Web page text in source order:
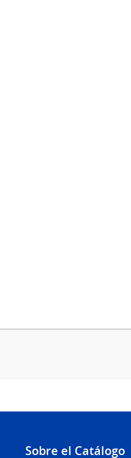
Sobre el Catálogo